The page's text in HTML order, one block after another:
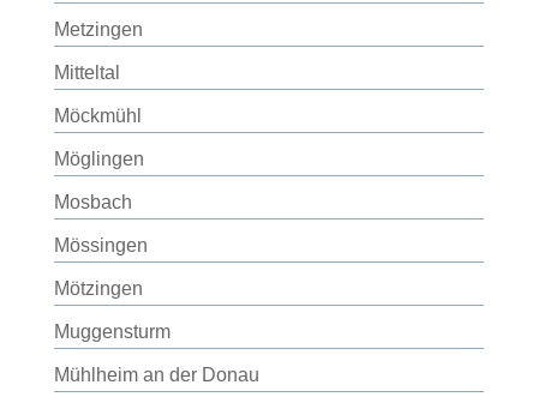
Metzingen
Mitteltal
Möckmühl
Möglingen
Mosbach
Mössingen
Mötzingen
Muggensturm
Mühlheim an der Donau